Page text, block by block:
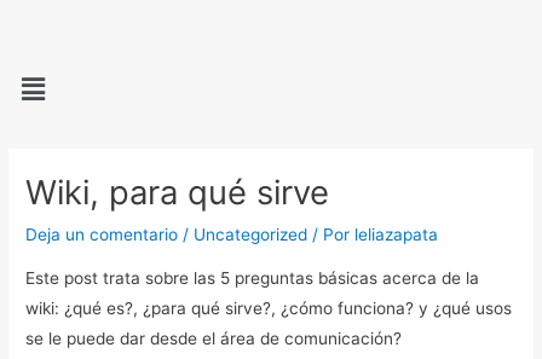
contenido
Menú
Wiki, para qué sirve
Deja un comentario / Uncategorized / Por leliazapata
Este post trata sobre las 5 preguntas básicas acerca de la
wiki: ¿qué es?, ¿para qué sirve?, ¿cómo funciona? y ¿qué usos
se le puede dar desde el área de comunicación?
entradas